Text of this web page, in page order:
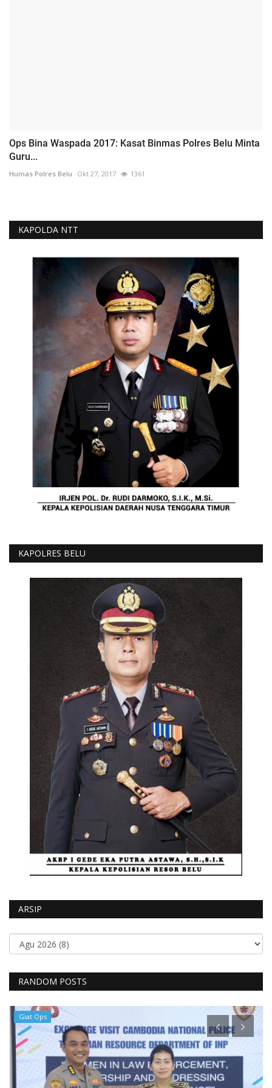
Ops Bina Waspada 2017: Kasat Binmas Polres Belu Minta
Guru...
Humas Polres Belu Okt 27, 2017 1361
KAPOLDA NTT
KAPOLRES BELU
ARSIP
RANDOM POSTS
Giat Ops